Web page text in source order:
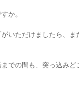
か。
いただけましたら、ま
での間も、突っ込みど